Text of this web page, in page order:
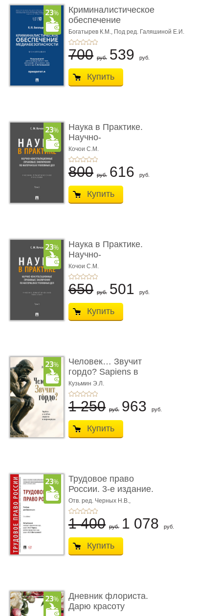
Криминалистическое
обеспечение
медиабезопас� ...
Богатырев К.М., Под ред. Галяшиной Е.И.
700 руб. 539 руб.
Купить
Наука в Практике.
Научно-
консультационные (пра
...
Кочои С.М.
800 руб. 616 руб.
Купить
Наука в Практике.
Научно-
консультационные (пра
...
Кочои С.М.
650 руб. 501 руб.
Купить
Человек… Звучит
гордо? Sapiens в
тенётах социума � ...
Кузьмин Э.Л.
1 250 руб. 963 руб.
Купить
Трудовое право
России. 3-е издание.
Учебник для ...
Отв. ред. Черных Н.В.,
Шестерякова И.В.
1 400 руб. 1 078 руб.
Купить
Дневник флориста.
Дарю красоту